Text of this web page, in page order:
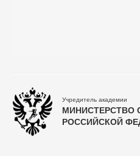
Учредитель академии
МИНИСТЕРСТВО
РОССИЙСКОЙ